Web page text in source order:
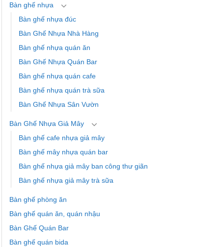
Bàn ghế nhựa
Bàn ghế nhựa đúc
Bàn Ghế Nhựa Nhà Hàng
Bàn ghế nhựa quán ăn
Bàn Ghế Nhựa Quán Bar
Bàn ghế nhựa quán cafe
Bàn ghế nhựa quán trà sữa
Bàn Ghế Nhựa Sân Vườn
Bàn Ghế Nhựa Giả Mây
Bàn ghế cafe nhựa giả mây
Bàn ghế mây nhựa quán bar
Bàn ghế nhựa giả mây ban công thư giãn
Bàn ghế nhựa giả mây trà sữa
Bàn ghế phòng ăn
Bàn ghế quán ăn, quán nhậu
Bàn Ghế Quán Bar
Bàn ghế quán bida